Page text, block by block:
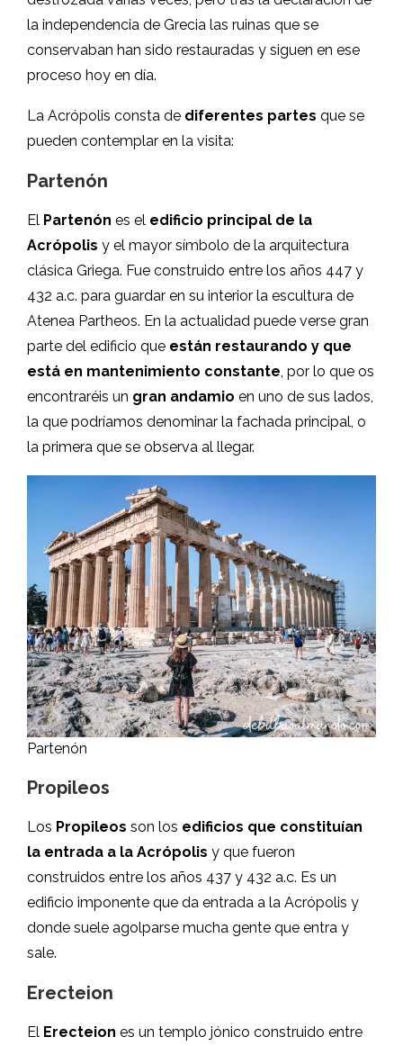
la independencia de Grecia las ruinas que se
conservaban han sido restauradas y siguen en ese
proceso hoy en día.
La Acrópolis consta de diferentes partes que se
pueden contemplar en la visita:
Partenón
El Partenón es el edificio principal de la
Acrópolis y el mayor símbolo de la arquitectura
clásica Griega. Fue construido entre los años 447 y
432 a.c. para guardar en su interior la escultura de
Atenea Partheos. En la actualidad puede verse gran
parte del edificio que están restaurando y que
está en mantenimiento constante, por lo que os
encontraréis un gran andamio en uno de sus lados,
la que podríamos denominar la fachada principal, o
la primera que se observa al llegar.
Partenón
Propileos
Los Propileos son los edificios que constituían
la entrada a la Acrópolis y que fueron
construidos entre los años 437 y 432 a.c. Es un
edificio imponente que da entrada a la Acrópolis y
donde suele agolparse mucha gente que entra y
sale.
Erecteion
El Erecteion es un templo jónico construido entre